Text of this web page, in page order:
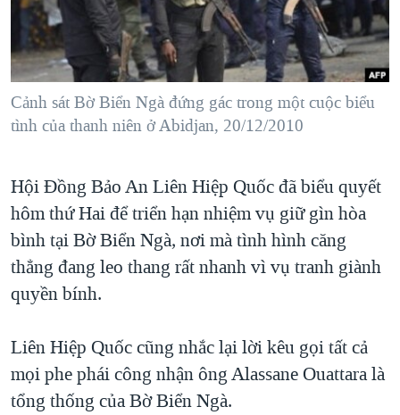
"Tìm"NGƯỜI VIỆT HẢI NGOẠI
ĐỜI SỐNG
KINH TẾ
VĂN HOÁ
THỂ THAO
GIÁO DỤC
TẠI
HÀNH TRÌNH BẦU CỬ 2024
MỘT NĂM CHIẾN TRANH TẠI DẢI GAZA
GIẢI MÃ VÀNH ĐAI & CON ĐƯỜNG
NGÀY TỊ NẠN THẾ GIỚI
GROUND ZERO – XƯA VÀ NAY
CHI PHÍ CHIẾN TRANH AFGHANISTAN
CÁC GIÁ TRỊ CỘNG HÒA Ở VIỆT NAM
THƯỢNG ĐỈNH TRUMP-KIM TẠI VIỆT NAM
NGƯ DÂN VIỆT VÀ LÀN SÓNG TRỘM HẢI SÂM
BÊN KIA QUỐC LỘ: TIẾNG VỌNG TỪ NÔNG THÔN MỸ
VIDEO
NGHE
MẠNG XÃ HỘI
Ngôn ngữ khác
Cảnh sát Bờ Biển Ngà đứng gác trong một cuộc biểu
tình của thanh niên ở Abidjan, 20/12/2010
Hội Đồng Bảo An Liên Hiệp Quốc đã biểu quyết
hôm thứ Hai để triển hạn nhiệm vụ giữ gìn hòa
bình tại Bờ Biển Ngà, nơi mà tình hình căng
thẳng đang leo thang rất nhanh vì vụ tranh giành
quyền bính.
Liên Hiệp Quốc cũng nhắc lại lời kêu gọi tất cả
mọi phe phái công nhận ông Alassane Ouattara là
tổng thống của Bờ Biển Ngà.